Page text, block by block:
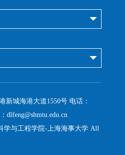
新城海港大道1550号电话：
dlfeng@shmtu.edu.cn
学与工程学院-上海海事大学 All